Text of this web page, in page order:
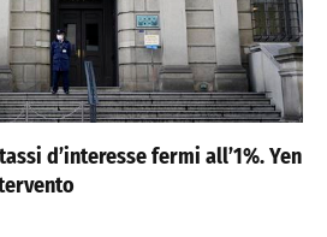
d’interesse fermi all’1%. Yen